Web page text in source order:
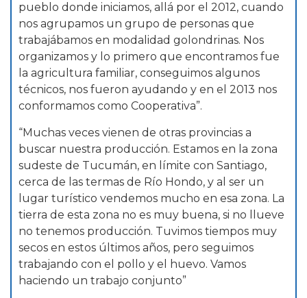
pueblo donde iniciamos, allá por el 2012, cuando
nos agrupamos un grupo de personas que
trabajábamos en modalidad golondrinas. Nos
organizamos y lo primero que encontramos fue
la agricultura familiar, conseguimos algunos
técnicos, nos fueron ayudando y en el 2013 nos
conformamos como Cooperativa”.
“Muchas veces vienen de otras provincias a
buscar nuestra producción. Estamos en la zona
sudeste de Tucumán, en límite con Santiago,
cerca de las termas de Río Hondo, y al ser un
lugar turístico vendemos mucho en esa zona. La
tierra de esta zona no es muy buena, si no llueve
no tenemos producción. Tuvimos tiempos muy
secos en estos últimos años, pero seguimos
trabajando con el pollo y el huevo. Vamos
haciendo un trabajo conjunto”